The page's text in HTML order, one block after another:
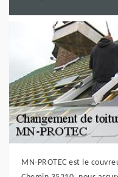
MN-PROTEC est le